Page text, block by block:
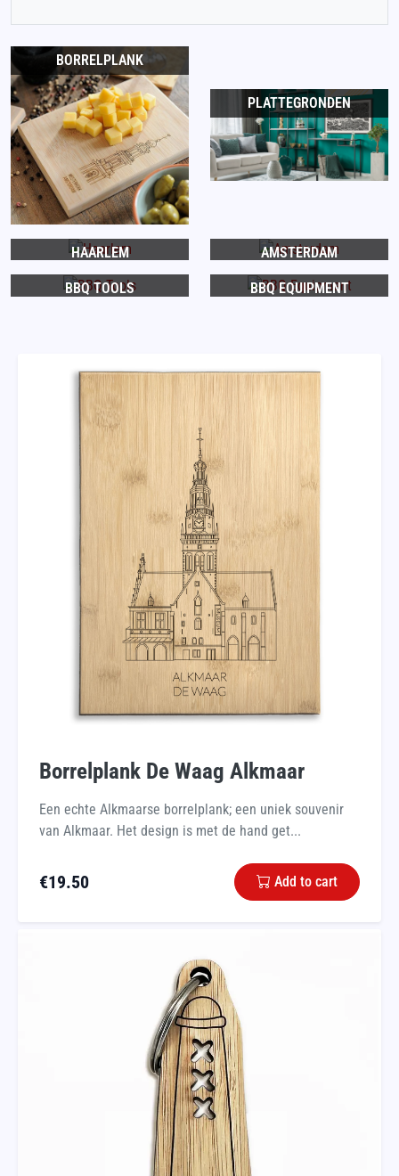
BORRELPLANK
PLATTEGRONDEN
HAARLEM AMSTERDAM
BBQ TOOLS BBQ EQUIPMENT
Borrelplank De Waag Alkmaar
Een echte Alkmaarse borrelplank; een uniek souvenir
van Alkmaar. Het design is met de hand get...
€19.50 Add to cart